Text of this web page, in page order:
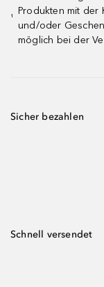
¹
Produkten mit der
und/oder
möglich bei der
Sicher bezahlen
Schnell versendet